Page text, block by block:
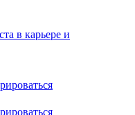
в карьере и